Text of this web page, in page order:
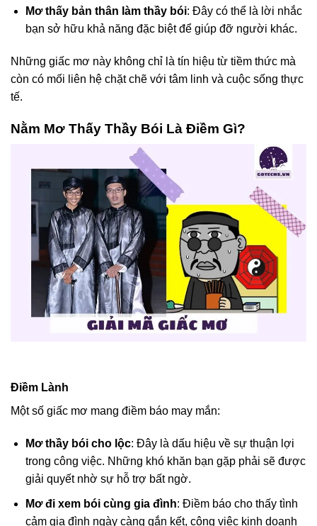
Mơ thấy bản thân làm thầy bói: Đây có thể là lời nhắc
bạn sở hữu khả năng đặc biệt để giúp đỡ người khác.
Những giấc mơ này không chỉ là tín hiệu từ tiềm thức mà
còn có mối liên hệ chặt chẽ với tâm linh và cuộc sống thực
tế.
Nằm Mơ Thấy Thầy Bói Là Điềm Gì?
Điềm Lành
Một số giấc mơ mang điềm báo may mắn:
Mơ thầy bói cho lộc: Đây là dấu hiệu về sự thuận lợi
trong công việc. Những khó khăn bạn gặp phải sẽ được
giải quyết nhờ sự hỗ trợ bất ngờ.
Mơ đi xem bói cùng gia đình: Điềm báo cho thấy tình
cảm gia đình ngày càng gắn kết, công việc kinh doanh